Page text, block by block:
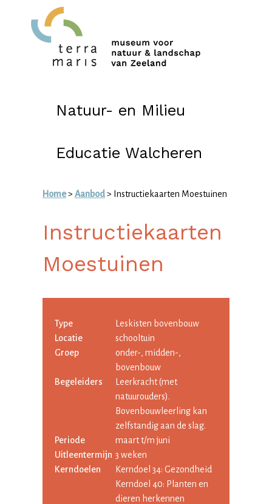
Natuur- en Milieu
Educatie Walcheren
Home> Aanbod> Instructiekaarten Moestuinen
Instructiekaarten
Moestuinen
Type
Leskisten bovenbouw
Locatie
schooltuin
Groep
onder-, midden-,
bovenbouw
Begeleiders
Leerkracht (met
natuurouders).
Bovenbouwleerling kan
zelfstandig aan de slag.
Periode
maart t/m juni
Uitleentermijn 3 weken
Kerndoelen
Kerndoel 34: Gezondheid
Kerndoel 40: Planten en
dieren herkennen